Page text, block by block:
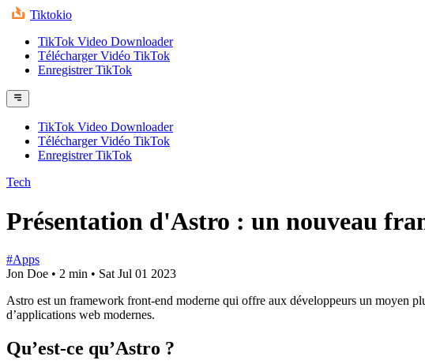
Tiktokio
TikTok Video Downloader
Télécharger Vidéo TikTok
Enregistrer TikTok
TikTok Video Downloader
Télécharger Vidéo TikTok
Enregistrer TikTok
Tech
Présentation d'Astro : un nouveau
#Apps
Jon Doe • 2 min • Sat Jul 01 2023
Astro est un framework front-end moderne qui offre aux développeurs un moyen
d’applications web modernes.
Qu’est-ce qu’Astro ?